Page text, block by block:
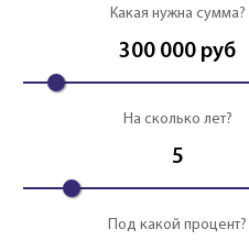
Какая нужна сумма?
300 000 руб
На сколько лет?
5
Под какой процент?